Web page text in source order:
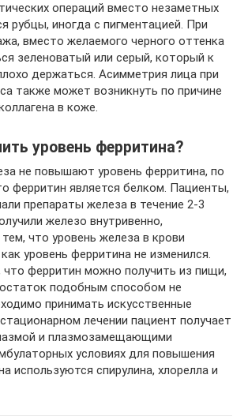
операций вместо незаметных
рубцы, иногда с пигментацией. При
вместо желаемого черного оттенка
зеленоватый или серый, который к
держаться. Асимметрия лица при
также может возникнуть по причине
в коже.
уровень ферритина?
не повышают уровень ферритина, по
ферритин является белком. Пациенты,
препараты железа в течение 2-3
железо внутривенно,
что уровень железа в крови
уровень ферритина не изменился.
ферритин можно получить из пищи,
подобным способом не
принимать искусственные
лечении пациент получает
и плазмозамещающими
условиях для повышения
используются спирулина, хлорелла и